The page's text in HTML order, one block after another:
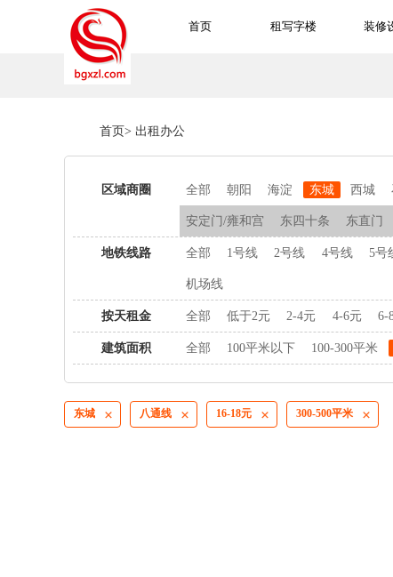
首页 租写字楼 装修
首页> 出租办公
区域商圈 全部 朝阳 海淀 东城 西城
安定门/雍和宫 东四十条 东直门
地铁线路 全部 1号线 2号线 4号线 5号
机场线
按天租金 全部 低于2元 2-4元 4-6元 6-
建筑面积 全部 100平米以下 100-300平米
东城  八通线  16-18元  300-500平米 